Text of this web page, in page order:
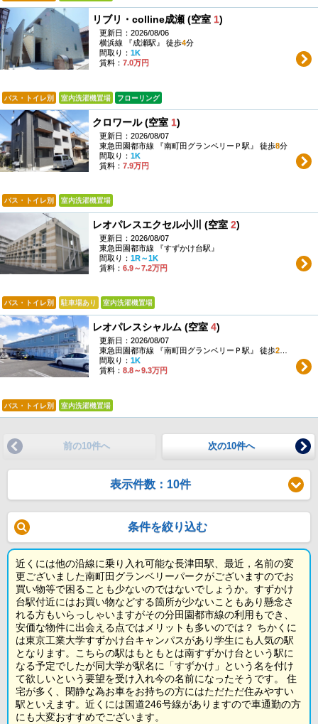
リブリ・colline成瀬 (空室 1)
更新日：2026/08/06
横浜線 『成瀬駅』 徒歩4分
間取り： 1K
賃料： 7.0万円
バス・トイレ別 室内洗濯機置場 フローリング
クロワール (空室 1)
更新日：2026/08/07
東急田園都市線 『南町田グランベリーＰ駅』 徒歩8分
間取り： 1K
賃料： 7.9万円
バス・トイレ別 室内洗濯機置場
レオパレスエクセル小川 (空室 2)
更新日：2026/08/07
東急田園都市線 『すずかけ台駅』
間取り： 1R～1K
賃料： 6.9～7.2万円
バス・トイレ別 駐車場あり 室内洗濯機置場
レオパレスシャルム (空室 4)
更新日：2026/08/07
東急田園都市線 『南町田グランベリーＰ駅』 徒歩20
間取り： 1K
賃料： 8.8～9.3万円
バス・トイレ別 室内洗濯機置場
前の10件へ 次の10件へ
表示件数：10件
条件を絞り込む
近くには他の沿線に乗り入れ可能な長津田駅、最近，名前の変
更ございました南町田グランベリーパークがございますのでお
買い物等で困ることも少ないのではないでしょうか。すずかけ
台駅付近にはお買い物などする箇所が少ないこともあり懸念さ
れる方もいらっしゃいますがその分田園都市線の利用もでき、
安価な物件に出会える点ではメリットも多いのでは？ ちかくに
は東京工業大学すずかけ台キャンパスがあり学生にも人気の駅
となります。こちらの駅はもともとは南すずかけ台という駅に
なる予定でしたが同大学が駅名に「すずかけ」という名を付け
て欲しいという要望を受け入れ今の名前になったそうです。 住
宅が多く、閑静な為お車をお持ちの方にはただただ住みやすい
駅といえます。近くには国道246号線がありますので車通勤の方
にも大変おすすめでございます。